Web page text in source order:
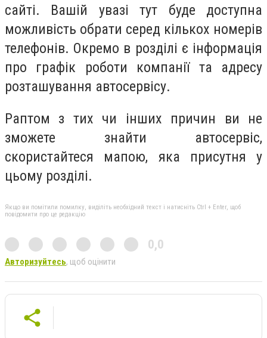
сайті. Вашій увазі тут буде доступна
можливість обрати серед кількох номерів
телефонів. Окремо в розділі є інформація
про графік роботи компанії та адресу
розташування автосервісу.
Раптом з тих чи інших причин ви не
зможете знайти автосервіс,
скористайтеся мапою, яка присутня у
цьому розділі.
Якщо ви помітили помилку, виділіть необхідний текст і натисніть Ctrl + Enter, щоб
повідомити про це редакцію
0,0
Авторизуйтесь, щоб оцінити